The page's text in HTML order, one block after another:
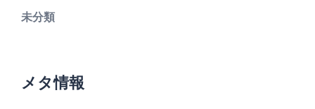
未分類
メタ情報